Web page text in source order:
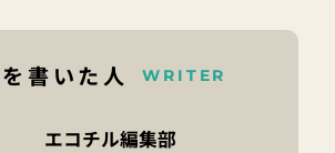
書いた人 WRITER
エコチル編集部